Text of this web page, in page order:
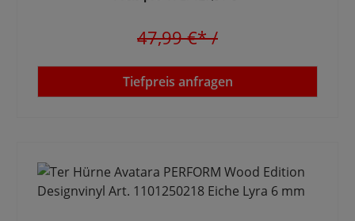
47,99 €*/
Tiefpreis anfragen